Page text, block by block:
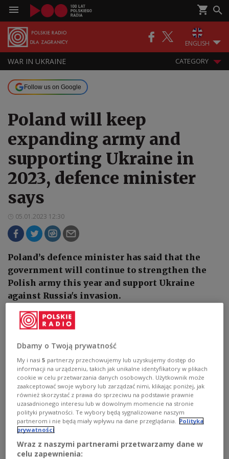
ENGLISH
WAR IN UKRAINE CATEGORY
Follow us on Google
Poland will keep
expanding army and
supporting Ukraine in
2023, defence minister
says
05.01.2023 12:30
Poland’s defence minister has said that the
government will continue to strengthen the
Polish army this year and support Ukraine
against Russia's invasion.
Mariusz Błaszczak. PAP/Marcin Obara
Dbamy o Twoją prywatność
My i nasi5 partnerzy przechowujemy lub uzyskujemy dostęp do
informacji na urządzeniu, takich jak unikalne identyfikatory w plikach
cookie w celu przetwarzania danych osobowych. Użytkownik może
zaakceptować swoje wybory lub zarządzać nimi, klikając poniżej, jak
również skorzystać z prawa do sprzeciwu na podstawie prawnie
uzasadnionego interesu lub w dowolnym momencie na stronie
polityki prywatności. Te wybory będą sygnalizowane naszym
partnerom i nie będą miały wpływu na dane przeglądania. Polityka
prywatności
Wraz z naszymi partnerami przetwarzamy dane w
celu zapewnienia: